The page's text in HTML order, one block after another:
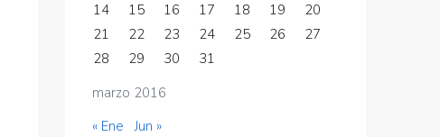
marzo 2016
14
15 16 17 18 19
20
21
22 23 24 25 26
27
28
29 30 31
« Ene Jun »